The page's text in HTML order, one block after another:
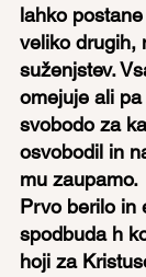
lahko
veliko drugih,
suženjstev.
omejuje ali
svobodo za
osvobodil in
mu zaupamo.
Prvo berilo in
spodbuda h
hoji za